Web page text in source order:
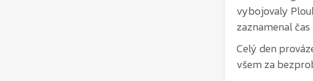
Celý den
všem za
Foto:
https://